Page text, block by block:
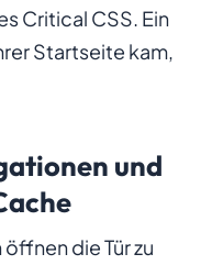
Critical CSS. Ein
Startseite kam,
und
die Tür zu